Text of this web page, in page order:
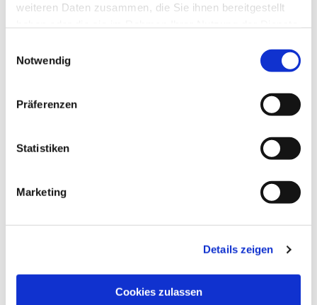
weiteren Daten zusammen, die Sie ihnen bereitgestellt
Notwendig
Präferenzen
Statistiken
Marketing
Details zeigen
Cookies zulassen